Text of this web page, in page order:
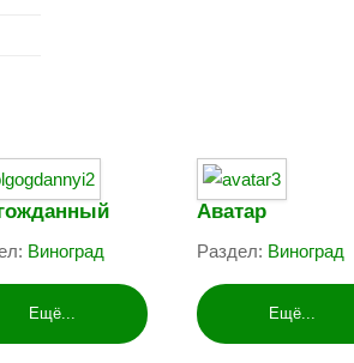
Виноград
Ещё...
Аватар
Раздел: Виноград
Ещё...